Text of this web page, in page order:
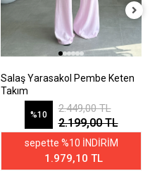
Salaş Yarasakol Pembe Keten
Takım
%10
2.449,00 TL
2.199,00 TL
sepette %10 İNDİRİM
1.979,10 TL